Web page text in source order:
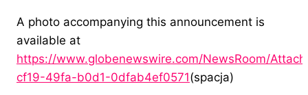
A photo accompanying this announcement is
available at
https://www.globenewswire.com/NewsRoom/
cf19-49fa-b0d1-0dfab4ef0571(spacja)